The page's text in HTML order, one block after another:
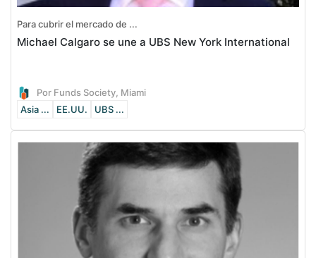
Para cubrir el mercado de ...
Michael Calgaro se une a UBS New York International
Por Funds Society, Miami
Asia ...
EE.UU. UBS ...